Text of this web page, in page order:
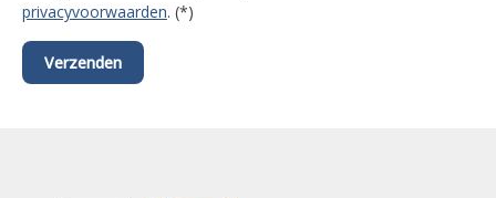
privacyvoorwaarden. (*)